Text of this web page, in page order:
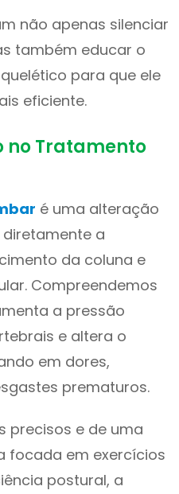
não apenas silenciar
também educar o
para que ele
eficiente.
no Tratamento
é uma alteração
a
da coluna e
Compreendemos
a pressão
e altera o
em dores,
prematuros.
precisos e de uma
focada em exercícios
postural, a